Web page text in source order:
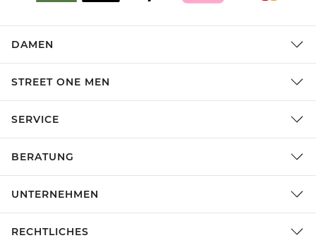
DAMEN
STREET ONE MEN
SERVICE
BERATUNG
UNTERNEHMEN
RECHTLICHES